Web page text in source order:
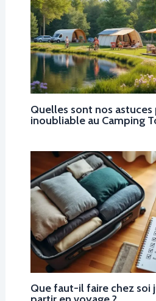
Quelles sont nos
inoubliable au Camping
Que faut-il faire chez soi